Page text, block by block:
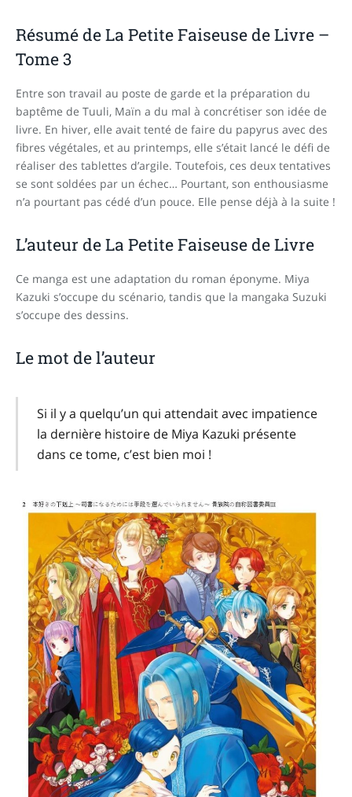
Résumé de La Petite Faiseuse de Livre –
Tome 3
Entre son travail au poste de garde et la préparation du
baptême de Tuuli, Maïn a du mal à concrétiser son idée de
livre. En hiver, elle avait tenté de faire du papyrus avec des
fibres végétales, et au printemps, elle s’était lancé le défi de
réaliser des tablettes d’argile. Toutefois, ces deux tentatives
se sont soldées par un échec… Pourtant, son enthousiasme
n’a pourtant pas cédé d’un pouce. Elle pense déjà à la suite !
L’auteur de La Petite Faiseuse de Livre
Ce manga est une adaptation du roman éponyme. Miya
Kazuki s’occupe du scénario, tandis que la mangaka Suzuki
s’occupe des dessins.
Le mot de l’auteur
Si il y a quelqu’un qui attendait avec impatience
la dernière histoire de Miya Kazuki présente
dans ce tome, c’est bien moi !